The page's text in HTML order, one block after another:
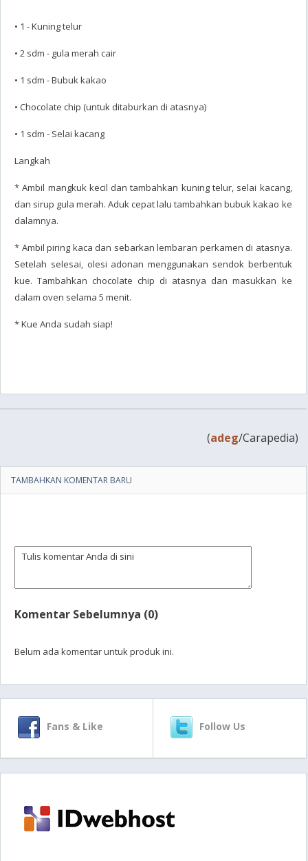
• 1 - Kuning telur
• 2 sdm - gula merah cair
• 1 sdm - Bubuk kakao
• Chocolate chip (untuk ditaburkan di atasnya)
• 1 sdm - Selai kacang
Langkah
* Ambil mangkuk kecil dan tambahkan kuning telur, selai kacang,
dan sirup gula merah. Aduk cepat lalu tambahkan bubuk kakao ke
dalamnya.
* Ambil piring kaca dan sebarkan lembaran perkamen di atasnya.
Setelah selesai, olesi adonan menggunakan sendok berbentuk
kue. Tambahkan chocolate chip di atasnya dan masukkan ke
dalam oven selama 5 menit.
* Kue Anda sudah siap!
(adeg/Carapedia)
TAMBAHKAN KOMENTAR BARU
Komentar Sebelumnya (0)
Belum ada komentar untuk produk ini.
Fans & Like Follow Us